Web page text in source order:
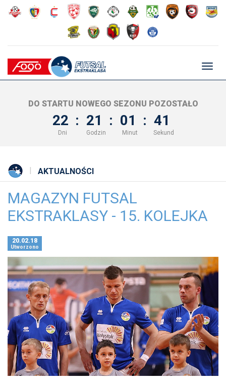
DO STARTU NOWEGO SEZONU POZOSTAŁO
22 : 21 : 01 : 41
Dni Godzin Minut Sekund
AKTUALNOŚCI
MAGAZYN FUTSAL
EKSTRAKLASY - 15. KOLEJKA
20.02.18
Utworzono